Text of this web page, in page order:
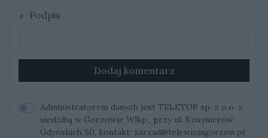
Podpis
Dodaj komentarz
Administratorem danych jest TELETOP sp. z o.o. z
siedzibą w Gorzowie Wlkp., przy ul. Kosynierów
Gdyńskich 50, kontakt: zarzad@telewizjagorzow.pl